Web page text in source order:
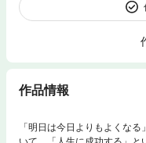
作品情報
「明日は今日よりもよくな